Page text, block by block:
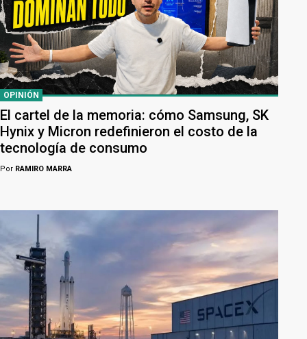
OPINIÓN
El cartel de la memoria: cómo Samsung, SK
Hynix y Micron redefinieron el costo de la
tecnología de consumo
Por RAMIRO MARRA